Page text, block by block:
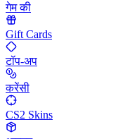
गेम की
Gift Cards
टॉप-अप
करेंसी
CS2 Skins